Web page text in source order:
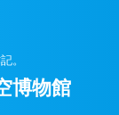
。
博物館